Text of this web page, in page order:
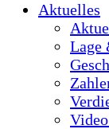
Aktuelles
Lage